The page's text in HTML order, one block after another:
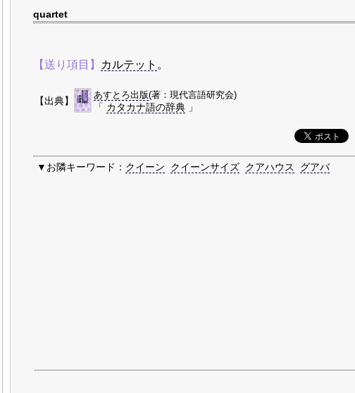
quartet
【送り項目】 カルテット 。
【出典】
あすとろ出版(著：現代言語研究会)
「 カタカナ語の辞典」
▼お隣キーワード： クイーン クイーンサイズ クアハウス グアバ